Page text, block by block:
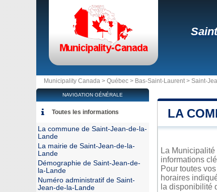
Municipality Canada > Québec > Bas-Saint-Laurent> Saint-
LA
La
informations
Pour toutes
horaires
la disponibilité
NAVIGATION GÉNÉRALE
Toutes les informations
La commune de Saint-Jean-de-la-
Lande
La mairie de Saint-Jean-de-la-
Lande
Démographie de Saint-Jean-de-
la-Lande
Numéro administratif de Saint-
Jean-de-la-Lande